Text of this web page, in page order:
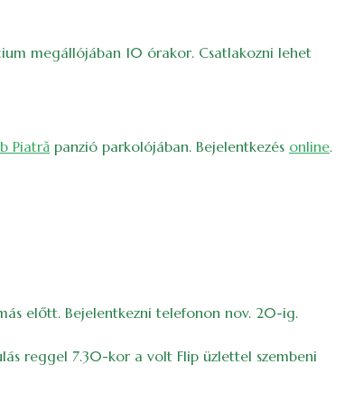
megállójában 10 órakor. Csatlakozni lehet
Piatră panzió parkolójában. Bejelentkezés online.
előtt. Bejelentkezni telefonon nov. 20-ig.
reggel 7.30-kor a volt Flip üzlettel szembeni